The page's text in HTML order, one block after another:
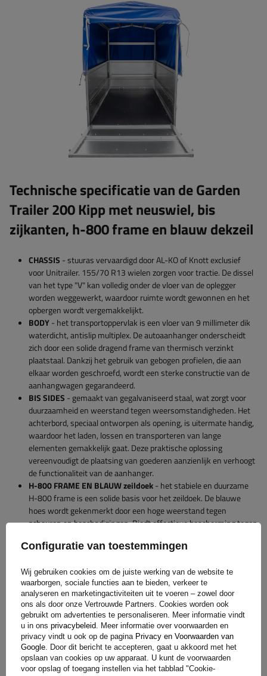
Technische specificatie van de Garden
Trailer 200 Kipp met neuswiel, bis
zijkanten, h-800 frame en blauw dekzeil
CHASSIS - stuuras vervaardigd door AL-KO of Knott exclusief
voor Unitrailer. 155/70 R13 wielen zorgen voor tractie. De dissel
van het type "V" kan volledig onder de vloer van de oplegger
worden weggewerkt, waardoor ruimte wordt gewonnen en het
opbergen wordt vergemakkelijkt.
BODY- het transportoppervlak is een vloer van 9 millimeter dik
waterdicht, antislip multiplex. De autoaanhanger onderscheidt
zich door een solide dragend frame van thermisch verzinkt
plaatstaal. Dankzij het gebruik van gebogen profielen, die aan
elkaar worden geschroefd, wordt een sterke constructie van de
aanhangwagen gegarandeerd.
BIS SIDES - gemaakt van gegalvaniseerd staal, wat zorgt voor
duurzaamheid en weerstand tegen weersomstandigheden. Het
achterbord, speciaal ontworpen als opening, is uitermate handig,
waardoor het laden, lossen en transporteren van lange
elementen gemakkelijk gaat. Deze praktische oplossing
vereenvoudigt de plaatsing van goederen aanzienlijk en verhoogt
de functionaliteit van de aanhanger.
H-800 FRAME EN BLAUW zeildoek- het stabiele en duurzame
H-800 frame is een solide basis voor het zeildoek. De blauwe
hoes wordt gekenmerkt door een hoge weerstand tegen
scheuren en beschadigingen. Biedt effectieve bescherming tegen
Voor de aanhangwagen kunt u kopen:
mesh zijkanten 40 cm
vangnetten
vloer handgrepen
spatlappen
vaste zijsteunen
Configuratie van toestemmingen
Wij gebruiken cookies om de juiste werking van de website te
waarborgen, sociale functies aan te bieden, verkeer te
analyseren en marketingactiviteiten uit te voeren – zowel door
ons als door onze Vertrouwde Partners. Cookies worden ook
gebruikt om advertenties te personaliseren. Meer informatie vindt
u in ons privacybeleid . Meer informatie over voorwaarden en
privacy vindt u ook op de pagina Privacy en Voorwaarden van
Google . Door dit bericht te accepteren, gaat u akkoord met het
opslaan van cookies op uw apparaat. U kunt de voorwaarden
voor opslag of toegang instellen via het tabblad "Cookie-